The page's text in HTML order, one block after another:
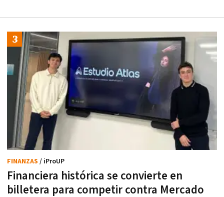
Financiera histórica se convierte en
billetera para competir contra Mercado
FINANZAS / iProUP